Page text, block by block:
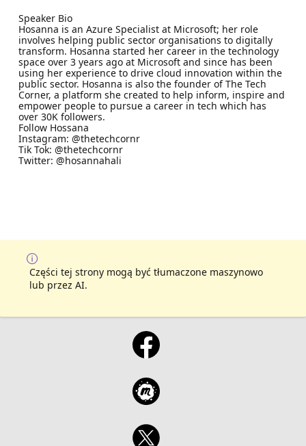
Speaker Bio
Hosanna is an Azure Specialist at Microsoft; her role
involves helping public sector organisations to digitally
transform. Hosanna started her career in the technology
space over 3 years ago at Microsoft and since has been
using her experience to drive cloud innovation within the
public sector. Hosanna is also the founder of The Tech
Corner, a platform she created to help inform, inspire and
empower people to pursue a career in tech which has
over 30K followers.
Follow Hossana
Instagram: @thetechcornr
Tik Tok: @thetechcornr
Twitter: @hosannahali
Części tej strony mogą być tłumaczone maszynowo
lub przez AI.